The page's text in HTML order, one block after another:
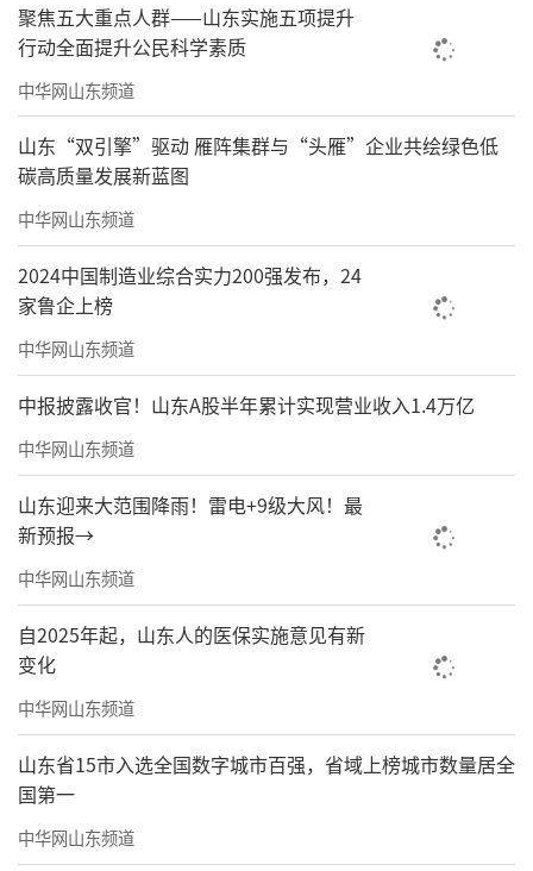
聚焦五大重点人群——山东实施五项提升
行动全面提升公民科学素质
中华网山东频道
山东“双引擎”驱动 雁阵集群与“头雁”企业共绘绿色低
碳高质量发展新蓝图
中华网山东频道
2024中国制造业综合实力200强发布，24
家鲁企上榜
中华网山东频道
中报披露收官！山东A股半年累计实现营业收入1.4万亿
中华网山东频道
山东迎来大范围降雨！雷电+9级大风！最
新预报→
中华网山东频道
自2025年起，山东人的医保实施意见有新
变化
中华网山东频道
山东省15市入选全国数字城市百强，省域上榜城市数量居全
国第一
中华网山东频道